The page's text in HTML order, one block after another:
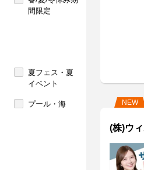
間限定
夏フェス・夏
イベント
プール・海 NEW
(株)ウ